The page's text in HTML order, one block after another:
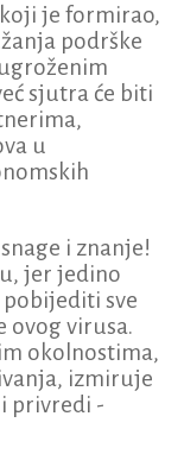
je formirao,
podrške
sjutra će biti
u
i znanje!
jer jedino
sve
ovog virusa.
okolnostima,
izmiruje
privredi -